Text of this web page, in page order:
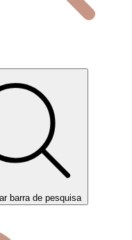
barra de pesquisa